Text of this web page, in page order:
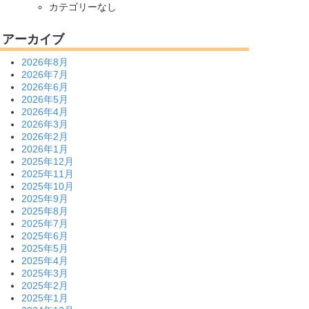
カテゴリーなし
アーカイブ
2026年8月
2026年7月
2026年6月
2026年5月
2026年4月
2026年3月
2026年2月
2026年1月
2025年12月
2025年11月
2025年10月
2025年9月
2025年8月
2025年7月
2025年6月
2025年5月
2025年4月
2025年3月
2025年2月
2025年1月